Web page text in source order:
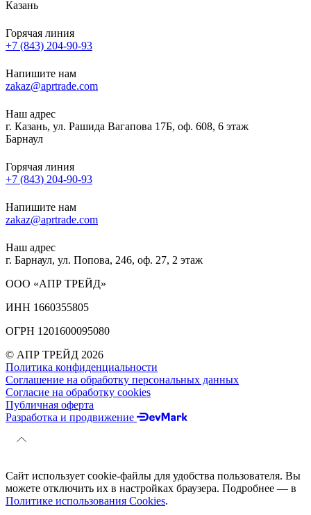
Казань
Горячая линия
+7 (843) 204-90-93
Напишите нам
zakaz@aprtrade.com
Наш адрес
г. Казань, ул. Рашида Вагапова 17Б, оф. 608, 6 этаж
Барнаул
Горячая линия
+7 (843) 204-90-93
Напишите нам
zakaz@aprtrade.com
Наш адрес
г. Барнаул, ул. Попова, 246, оф. 27, 2 этаж
ООО «АПР ТРЕЙД»
ИНН 1660355805
ОГРН 1201600095080
© АПР ТРЕЙД 2026
Политика конфиденциальности
Соглашение на обработку персональных данных
Согласие на обработку cookies
Публичная оферта
Разработка и продвижение
Сайт использует cookie-файлы для удобства пользователя. Вы
можете отключить их в настройках браузера. Подробнее — в
Политике использования Cookies.